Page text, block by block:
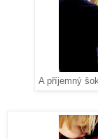
A příjemný